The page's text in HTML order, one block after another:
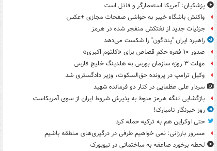
پزشکیان: آمریکا استعمارگر و قاتل است
واکنش باشگاه خیبر به حواشی صفحات مجازی +عکس
جزئیات جدید از نفتکش منفجر شده در هرمز
راهبرد ایران "پنتاگون" را شکست می‌دهد
صدور ۱۰ فقره حکم قصاص برای «کلثوم اکبری»
مهلت ۳ روزه سازمان بورس به هلدینگ خلیج فارس
وکیل ترامپ در پرونده حق‌السکوت، وزیر دادگستری شد
سردار علی عظمایی در کنار دو فرمانده شهید
بازگشایی تنگه هرمز منوط به پذیرش شروط ایران از سوی آمریکاست
روز خبرنگار نامبارک!
حتی اوکراین هم به ترکیه حمله کرد
مسرور بارزانی: نمی خواهیم طرفی در درگیری‌های منطقه باشیم
لحظه برخورد صاعقه به ساختمانی در نیویورک